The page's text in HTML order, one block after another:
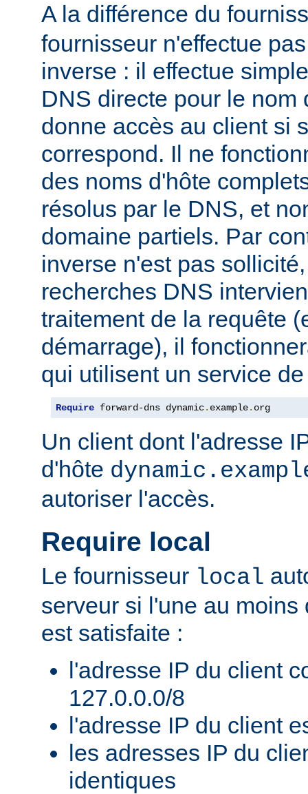
A la différence du
fournisseur n'effectue
inverse : il effectue
DNS directe pour le nom
donne accès au client si
correspond. Il ne
des noms d'hôte
résolus par le DNS, et
domaine partiels. Par
inverse n'est pas
recherches DNS
traitement de la requête
démarrage), il
qui utilisent un service
Require forward-dns dynamic. example. org
Un client dont l'adresse
d'hôte
autoriser l'accès.
Require local
Le fournisseur local
serveur si l'une au
est satisfaite :
l'adresse IP du client
127.0.0.0/8
l'adresse IP du client
les adresses IP du
identiques